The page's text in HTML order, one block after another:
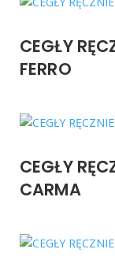
CEGŁY
FERRO
CEGŁY
CARMA